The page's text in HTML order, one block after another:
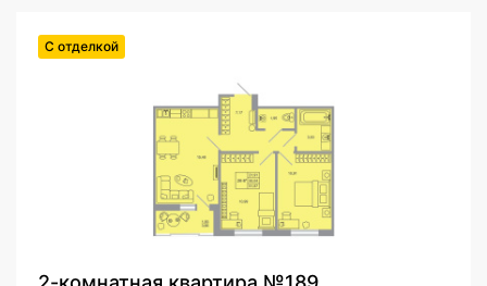
С отделкой